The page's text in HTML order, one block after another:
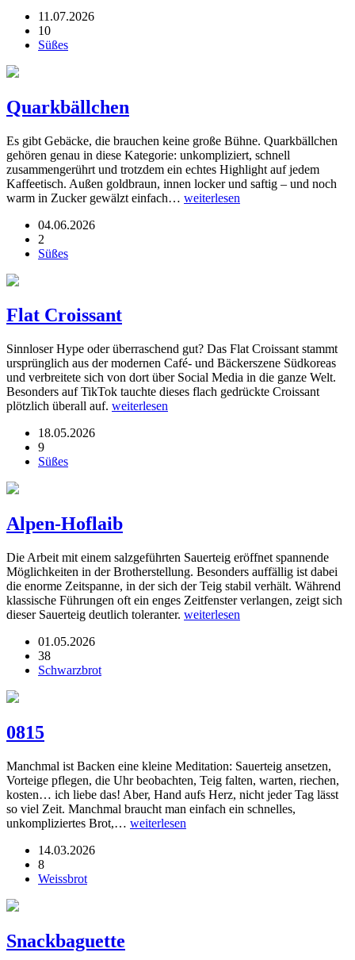
11.07.2026
10
Süßes
Quarkbällchen
Es gibt Gebäcke, die brauchen keine große Bühne. Quarkbällchen
gehören genau in diese Kategorie: unkompliziert, schnell
zusammengerührt und trotzdem ein echtes Highlight auf jedem
Kaffeetisch. Außen goldbraun, innen locker und saftig – und noch
warm in Zucker gewälzt einfach… weiterlesen
04.06.2026
2
Süßes
Flat Croissant
Sinnloser Hype oder überraschend gut? Das Flat Croissant stammt
ursprünglich aus der modernen Café- und Bäckerszene Südkoreas
und verbreitete sich von dort über Social Media in die ganze Welt.
Besonders auf TikTok tauchte dieses flach gedrückte Croissant
plötzlich überall auf. weiterlesen
18.05.2026
9
Süßes
Alpen-Hoflaib
Die Arbeit mit einem salzgeführten Sauerteig eröffnet spannende
Möglichkeiten in der Brotherstellung. Besonders auffällig ist dabei
die enorme Zeitspanne, in der sich der Teig stabil verhält. Während
klassische Führungen oft ein enges Zeitfenster verlangen, zeigt sich
dieser Sauerteig deutlich toleranter. weiterlesen
01.05.2026
38
Schwarzbrot
0815
Manchmal ist Backen eine kleine Meditation: Sauerteig ansetzen,
Vorteige pflegen, die Uhr beobachten, Teig falten, warten, riechen,
kosten… ich liebe das! Aber, Hand aufs Herz, nicht jeder Tag lässt
so viel Zeit. Manchmal braucht man einfach ein schnelles,
unkompliziertes Brot,… weiterlesen
14.03.2026
8
Weissbrot
Snackbaguette